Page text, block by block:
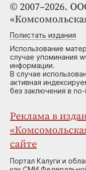
© 2007–2026.
Полистать издания
Использование
случае упоминания
информации.
В случае
активная
без заключения в
Реклама в
сайте
Портал Калуги и